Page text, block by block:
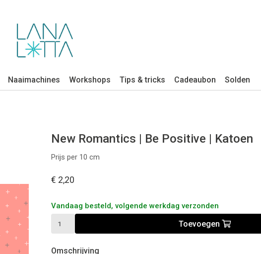
Naaimachines Workshops Tips & tricks Cadeaubon Solden
New Romantics | Be Positive | Katoen
Prijs per 10 cm
€ 2,20
Vandaag besteld, volgende werkdag verzonden
Toevoegen
Omschrijving